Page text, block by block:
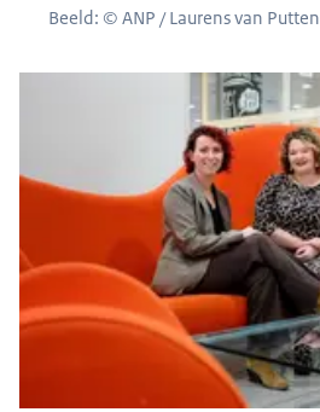
Beeld: © ANP / Laurens van Putten